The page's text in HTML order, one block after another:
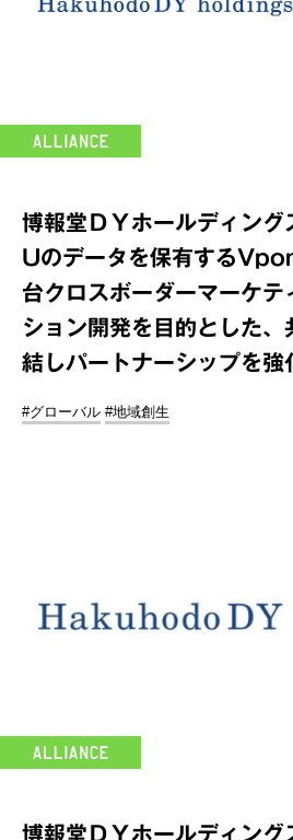
博報堂ＤＹホールディン
Uのデータを保有する
台クロスボーダーマーケテ
ション開発を目的とした、
結しパートナーシップを強
#グローバル #地域創生
博報堂ＤＹホールディン